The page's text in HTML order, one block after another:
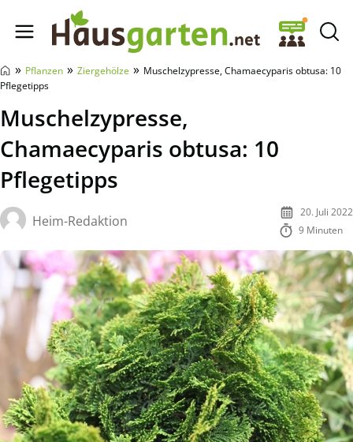
Hausgarten.net
» Pflanzen » Ziergehölze » Muschelzypresse, Chamaecyparis obtusa: 10
Pflegetipps
Muschelzypresse,
Chamaecyparis obtusa: 10
Pflegetipps
Heim-Redaktion
20. Juli 2022
9 Minuten